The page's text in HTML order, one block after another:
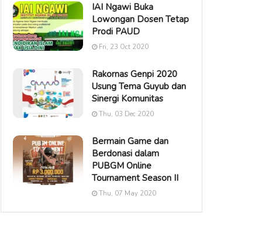
IAI Ngawi Buka
Lowongan Dosen Tetap
Prodi PAUD
Fri, 23 Oct 2020
Rakornas Genpi 2020
Usung Tema Guyub dan
Sinergi Komunitas
Thu, 03 Dec 2020
Bermain Game dan
Berdonasi dalam
PUBGM Online
Tournament Season II
Thu, 07 May 2020